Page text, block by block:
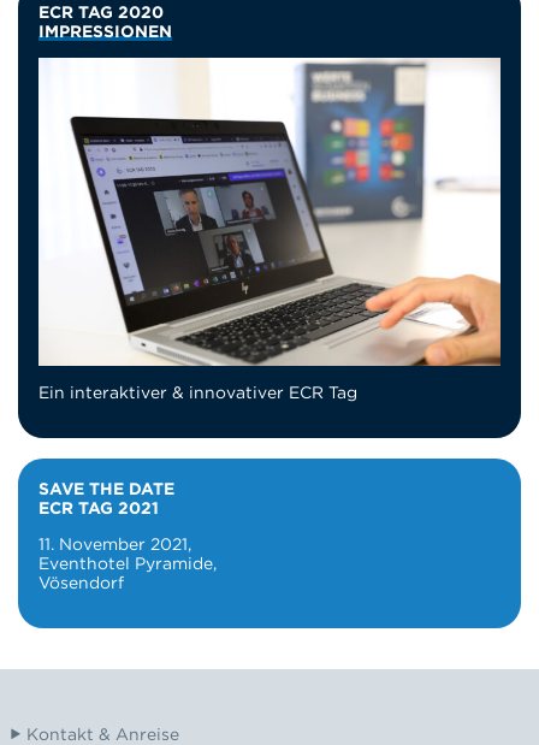
ECR TAG 2020
IMPRESSIONEN
Ein interaktiver & innovativer ECR Tag
SAVE THE DATE
ECR TAG 2021
11. November 2021,
Eventhotel Pyramide,
Vösendorf
Kontakt & Anreise